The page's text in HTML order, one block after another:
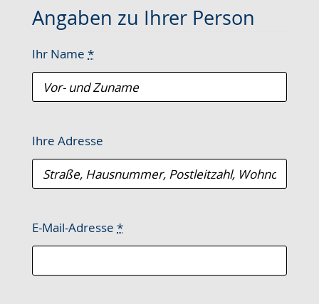
Angaben zu Ihrer Person
Ihr Name *
Ihre Adresse
E-Mail-Adresse *
wird